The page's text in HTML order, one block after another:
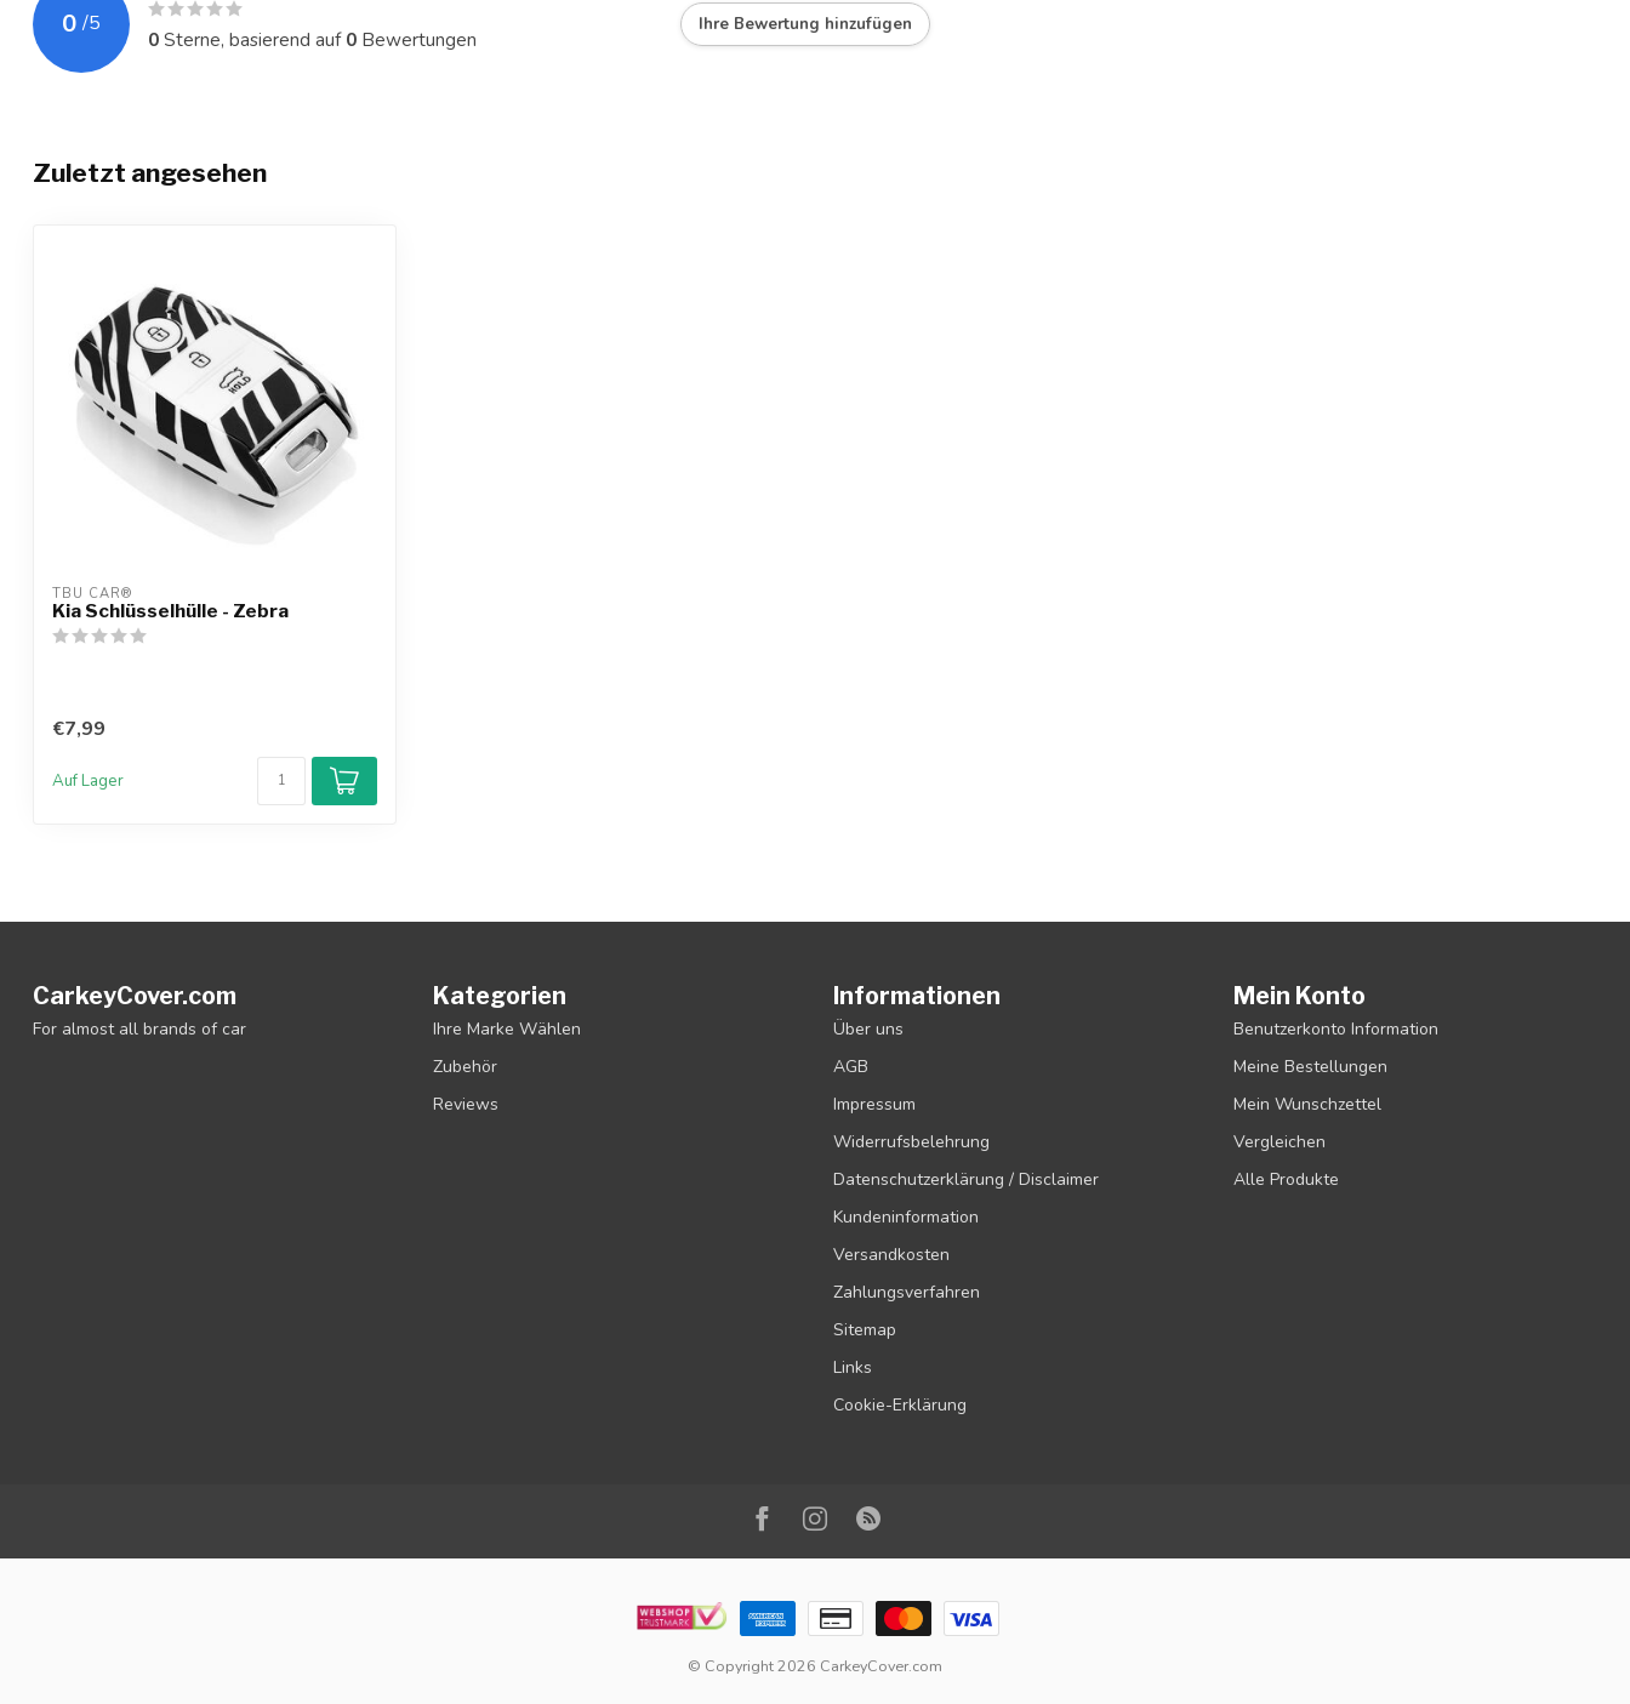
0 /5
0Sterne, basierend auf0 Bewertungen
Ihre Bewertung hinzufügen
Zuletzt angesehen
TBU CAR®
Kia Schlüsselhülle - Zebra
€7,99
Auf Lager
CarkeyCover.com
For almost all brands of car
Kategorien
Ihre Marke Wählen
Zubehör
Reviews
Informationen
Über uns
AGB
Impressum
Widerrufsbelehrung
Datenschutzerklärung / Disclaimer
Kundeninformation
Versandkosten
Zahlungsverfahren
Sitemap
Links
Cookie-Erklärung
Mein Konto
Benutzerkonto Information
Meine Bestellungen
Mein Wunschzettel
Vergleichen
Alle Produkte
© Copyright 2026 CarkeyCover.com